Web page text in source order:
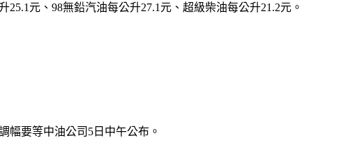
元、98無鉛汽油每公升27.1元、超級柴油每公升21.2元。
幅要等中油公司5日中午公布。